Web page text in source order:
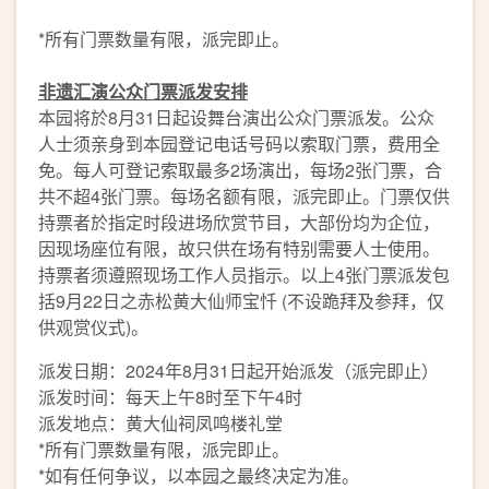
*所有门票数量有限，派完即止。
非遗汇演公众门票派发安排
本园将於8月31日起设舞台演出公众门票派发。公众
人士须亲身到本园登记电话号码以索取门票，费用全
免。每人可登记索取最多2场演出，每场2张门票，合
共不超4张门票。每场名额有限，派完即止。门票仅供
持票者於指定时段进场欣赏节目，大部份均为企位，
因现场座位有限，故只供在场有特别需要人士使用。
持票者须遵照现场工作人员指示。以上4张门票派发包
括9月22日之赤松黄大仙师宝忏 (不设跪拜及参拜，仅
供观赏仪式)。
派发日期：2024年8月31日起开始派发（派完即止）
派发时间：每天上午8时至下午4时
派发地点：黄大仙祠凤鸣楼礼堂
*所有门票数量有限，派完即止。
*如有任何争议，以本园之最终决定为准。